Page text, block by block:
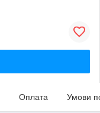
Оплата Умови